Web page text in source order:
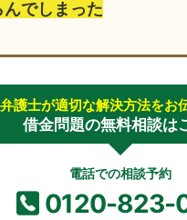
んでしまった
護士が適切な解決方法をお
借金問題の無料相談は
電話での相談予約
0120-823-